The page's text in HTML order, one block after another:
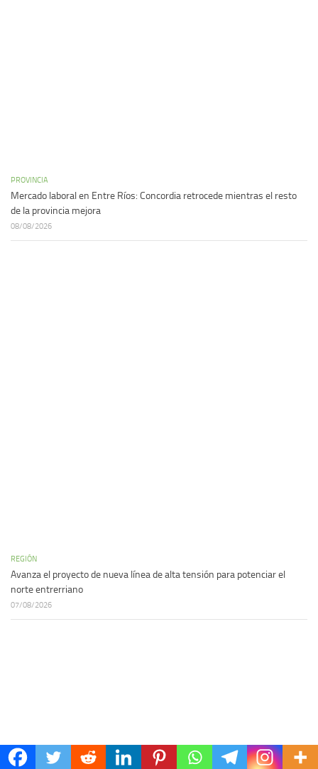
PROVINCIA
Mercado laboral en Entre Ríos: Concordia retrocede mientras el resto
de la provincia mejora
08/08/2026
REGIÓN
Avanza el proyecto de nueva línea de alta tensión para potenciar el
norte entrerriano
07/08/2026